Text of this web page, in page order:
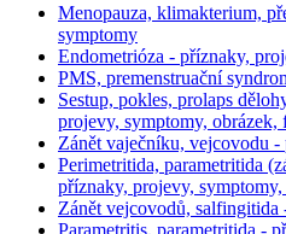
Menopauza, klimakterium,
symptomy
Endometrióza - příznaky,
PMS, premenstruační
Sestup, pokles, prolaps
projevy, symptomy, obrázek,
Zánět vaječníku, vejcovodu
Perimetritida, parametritida
příznaky, projevy,
Zánět vejcovodů,
Parametritis, parametritida -